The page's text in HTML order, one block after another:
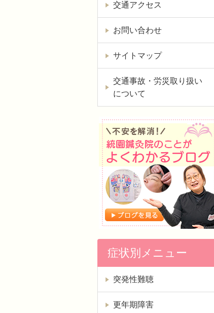
交通アクセス
お問い合わせ
サイトマップ
交通事故・労災取り扱い
について
症状別メニュー
突発性難聴
更年期障害